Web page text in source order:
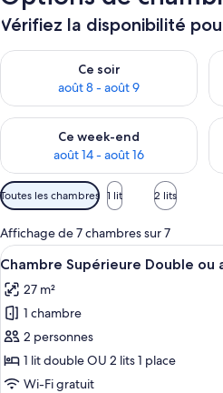
Vérifiez la disponibilité
Ce soir
août 8 - août 9
Vérifier la disponibilité pour ce
Ce week-end
août 14 - août 16
Vérifier la disponibilité pour ce
Filtres
disponibles
pour
les
chambres
Toutes les chambres 1 lit 2 lits
Affichage de 7 chambres sur 7
Afficher
toutes
les
photos
pour
ce
type
7
Chambre Supérieure Double ou
27 m²
1 chambre
2 personnes
1 lit double OU 2 lits 1 place
Wi-Fi gratuit